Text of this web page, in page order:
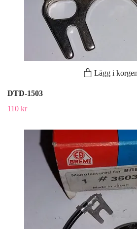
Lägg i korgen
DTD-1503
110 kr